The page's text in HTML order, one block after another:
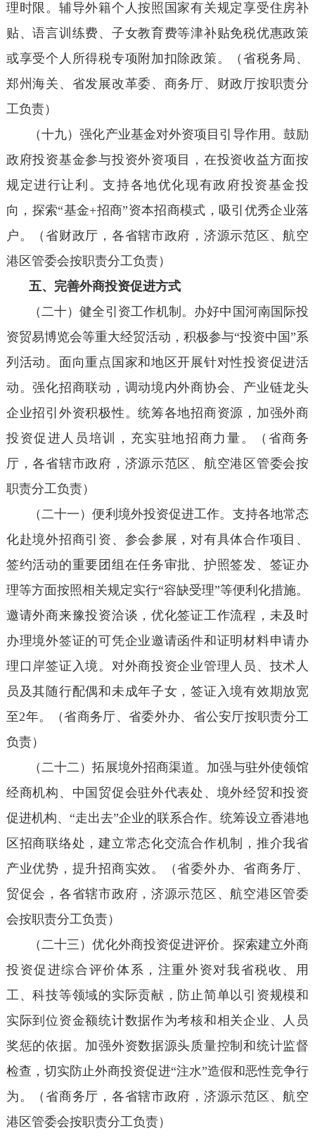
理时限。辅导外籍个人按照国家有关规定享受住房补
贴、语言训练费、子女教育费等津补贴免税优惠政策
或享受个人所得税专项附加扣除政策。（省税务局、
郑州海关、省发展改革委、商务厅、财政厅按职责分
工负责）
（十九）强化产业基金对外资项目引导作用。鼓励
政府投资基金参与投资外资项目，在投资收益方面按
规定进行让利。支持各地优化现有政府投资基金投
向，探索“基金+招商”资本招商模式，吸引优秀企业落
户。（省财政厅，各省辖市政府，济源示范区、航空
港区管委会按职责分工负责）
五、完善外商投资促进方式
（二十）健全引资工作机制。办好中国河南国际投
资贸易博览会等重大经贸活动，积极参与“投资中国”系
列活动。面向重点国家和地区开展针对性投资促进活
动。强化招商联动，调动境内外商协会、产业链龙头
企业招引外资积极性。统筹各地招商资源，加强外商
投资促进人员培训，充实驻地招商力量。（省商务
厅，各省辖市政府，济源示范区、航空港区管委会按
职责分工负责）
（二十一）便利境外投资促进工作。支持各地常态
化赴境外招商引资、参会参展，对有具体合作项目、
签约活动的重要团组在任务审批、护照签发、签证办
理等方面按照相关规定实行“容缺受理”等便利化措施。
邀请外商来豫投资洽谈，优化签证工作流程，未及时
办理境外签证的可凭企业邀请函件和证明材料申请办
理口岸签证入境。对外商投资企业管理人员、技术人
员及其随行配偶和未成年子女，签证入境有效期放宽
至2年。（省商务厅、省委外办、省公安厅按职责分工
负责）
（二十二）拓展境外招商渠道。加强与驻外使领馆
经商机构、中国贸促会驻外代表处、境外经贸和投资
促进机构、“走出去”企业的联系合作。统筹设立香港地
区招商联络处，建立常态化交流合作机制，推介我省
产业优势，提升招商实效。（省委外办、省商务厅、
贸促会，各省辖市政府，济源示范区、航空港区管委
会按职责分工负责）
（二十三）优化外商投资促进评价。探索建立外商
投资促进综合评价体系，注重外资对我省税收、用
工、科技等领域的实际贡献，防止简单以引资规模和
实际到位资金额统计数据作为考核和相关企业、人员
奖惩的依据。加强外资数据源头质量控制和统计监督
检查，切实防止外商投资促进“注水”造假和恶性竞争行
为。（省商务厅，各省辖市政府，济源示范区、航空
港区管委会按职责分工负责）